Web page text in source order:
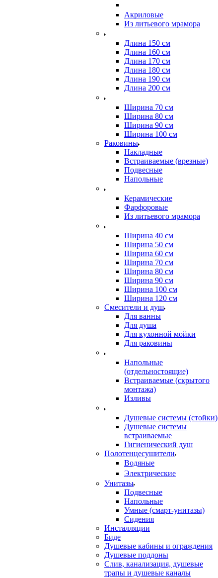
Акриловые
Из литьевого мрамора
Длина 150 см
Длина 160 см
Длина 170 см
Длина 180 см
Длина 190 см
Длина 200 см
Ширина 70 см
Ширина 80 см
Ширина 90 см
Ширина 100 см
Раковины
Накладные
Встраиваемые (врезные)
Подвесные
Напольные
Керамические
Фарфоровые
Из литьевого мрамора
Ширина 40 см
Ширина 50 см
Ширина 60 см
Ширина 70 см
Ширина 80 см
Ширина 90 см
Ширина 100 см
Ширина 120 см
Смесители и душ
Для ванны
Для душа
Для кухонной мойки
Для раковины
Напольные
(отдельностоящие)
Встраиваемые (скрытого
монтажа)
Изливы
Душевые системы (стойки)
Душевые системы
встраиваемые
Гигиенический душ
Полотенцесушители
ㅤВодяные
ㅤЭлектрические
Унитазы
Подвесные
Напольные
Умные (смарт-унитазы)
Сидения
Инсталляции
Биде
Душевые кабины и ограждения
Душевые поддоны
Слив, канализация, душевые
трапы и душевые каналы